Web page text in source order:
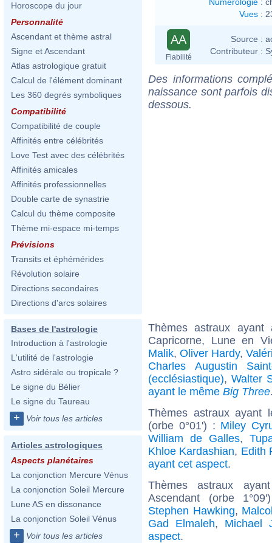
Horoscope du jour
Personnalité
Ascendant et thème astral
Signe et Ascendant
Atlas astrologique gratuit
Calcul de l'élément dominant
Les 360 degrés symboliques
Compatibilité
Compatibilité de couple
Affinités entre célébrités
Love Test avec des célébrités
Affinités amicales
Affinités professionnelles
Double carte de synastrie
Calcul du thème composite
Thème mi-espace mi-temps
Prévisions
Transits et éphémérides
Révolution solaire
Directions secondaires
Directions d'arcs solaires
Bases de l'astrologie
Introduction à l'astrologie
L'utilité de l'astrologie
Astro sidérale ou tropicale ?
Le signe du Bélier
Le signe du Taureau
+ Voir tous les articles
Articles astrologiques
Aspects planétaires
La conjonction Mercure Vénus
La conjonction Soleil Mercure
Lune AS en dissonance
La conjonction Soleil Vénus
+ Voir tous les articles
Vues :
AA
Fiabilité
Source :
Contributeur :
Des informations
naissance sont parfois
dessous.
Thèmes astraux
Capricorne, Lune en
Malik, Oliver Hardy,
Charles Augustin
(ecclésiastique), Walter
ayant le même Big Three
Thèmes astraux ayant
(orbe 0°01') : Miley
William de Galles,
Khloe Kardashian, Edith
ayant cet aspect.
Thèmes astraux
Ascendant (orbe
Stephen Hawking,
Gad Elmaleh, Michael
aspect.